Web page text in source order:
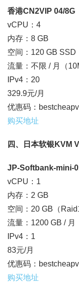
香港CN2VIP 04/8G
vCPU：4
内存：8 GB
空间：120 GB SSD
流量：不限 / 月（
IPv4：20
329.9元/月
优惠码：
购买地址
四、日本软银KVM
JP-Softbank-mini-
vCPU：1
内存：2 GB
空间：20 GB（
流量：1200 GB / 月
IPv4：1
83元/月
优惠码：
购买地址